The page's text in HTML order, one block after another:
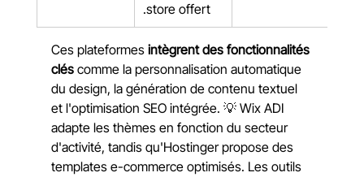
.store offert
Ces plateformes intègrent des fonctionnalités
clés comme la personnalisation automatique
du design, la génération de contenu textuel
et l'optimisation SEO intégrée. 💡 Wix ADI
adapte les thèmes en fonction du secteur
d'activité, tandis qu'Hostinger propose des
templates e-commerce optimisés. Les outils